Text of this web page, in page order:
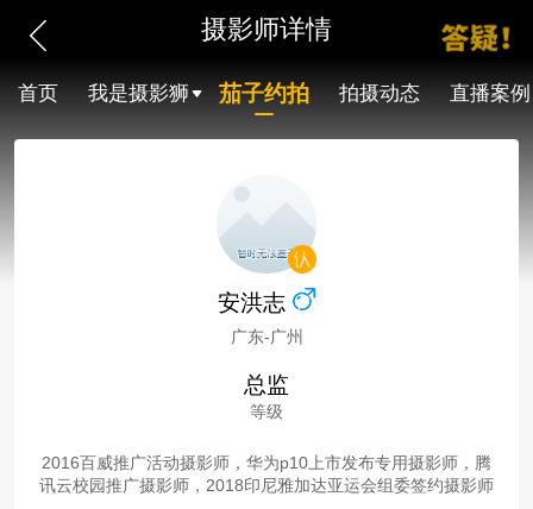
摄影师详情
首页 我是摄影狮 茄子约拍 拍摄动态 直播案例
安洪志
广东-广州
总监
等级
2016百威推广活动摄影师，华为p10上市发布专用摄影师，腾
讯云校园推广摄影师，2018印尼雅加达亚运会组委签约摄影师